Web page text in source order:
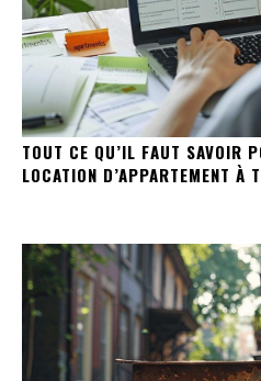
TOUT CE QU’IL FAUT SAVOIR
LOCATION D’APPARTEMENT À